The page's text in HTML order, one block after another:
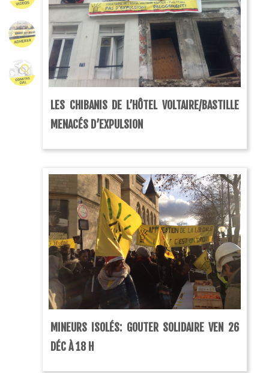
LES CHIBANIS DE L’HÔTEL VOLTAIRE/BASTILLE
MENACÉS D’EXPULSION
MINEURS ISOLÉS: GOUTER SOLIDAIRE VEN 26
DÉC À 18 H